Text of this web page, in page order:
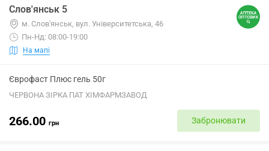
Слов'янськ 5
м. Слов'янськ, вул. Університетська, 46
Пн-Нд: 08:00-19:00
На мапі
Єврофаст Плюс гель 50г
ЧЕРВОНА ЗІРКА ПАТ ХІМФАРМЗАВОД
266.00 грн Забронювати